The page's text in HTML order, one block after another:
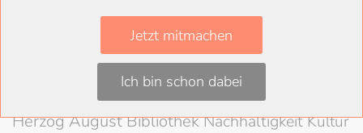
WolfenbüttelLandkreis
WolfenbüttelLessingtheaterAusstellung
Herzog August BibliothekNachhaltigkeitKultur
Jetzt mitmachen
Ich bin schon dabei